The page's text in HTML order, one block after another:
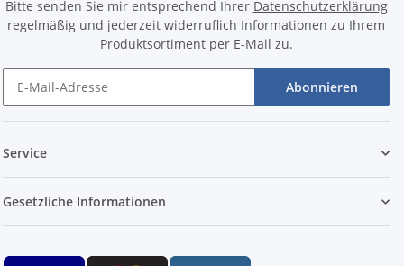
Bitte senden Sie mir entsprechend Ihrer Datenschutzerklärung
regelmäßig und jederzeit widerruflich Informationen zu Ihrem
Produktsortiment per E-Mail zu.
Abonnieren
Service
Gesetzliche Informationen